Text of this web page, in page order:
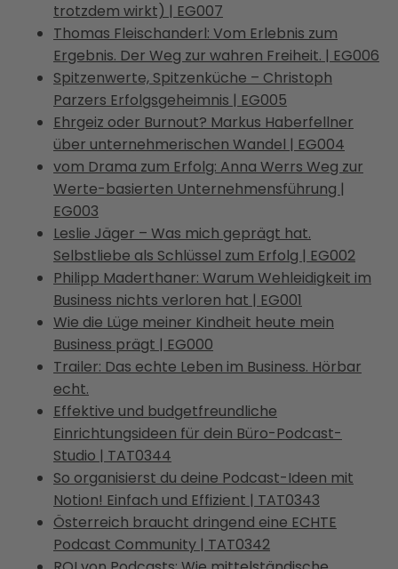
trotzdem wirkt) | EG007
Thomas Fleischanderl: Vom Erlebnis zum
Ergebnis. Der Weg zur wahren Freiheit. | EG006
Spitzenwerte, Spitzenküche – Christoph
Parzers Erfolgsgeheimnis | EG005
Ehrgeiz oder Burnout? Markus Haberfellner
über unternehmerischen Wandel | EG004
vom Drama zum Erfolg: Anna Werrs Weg zur
Werte-basierten Unternehmensführung |
EG003
Leslie Jäger – Was mich geprägt hat.
Selbstliebe als Schlüssel zum Erfolg | EG002
Philipp Maderthaner: Warum Wehleidigkeit im
Business nichts verloren hat | EG001
Wie die Lüge meiner Kindheit heute mein
Business prägt | EG000
Trailer: Das echte Leben im Business. Hörbar
echt.
Effektive und budgetfreundliche
Einrichtungsideen für dein Büro-Podcast-
Studio | TAT0344
So organisierst du deine Podcast-Ideen mit
Notion! Einfach und Effizient | TAT0343
Österreich braucht dringend eine ECHTE
Podcast Community | TAT0342